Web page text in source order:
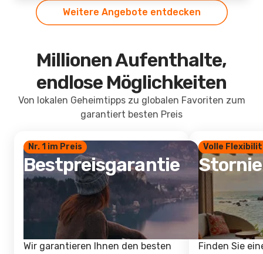
Weitere Angebote entdecken
Millionen Aufenthalte,
endlose Möglichkeiten
Von lokalen Geheimtipps zu globalen Favoriten zum
garantiert besten Preis
Nr. 1 im Preis
Bestpreisgarantie
Wir garantieren Ihnen den besten
Volle
Finden Sie